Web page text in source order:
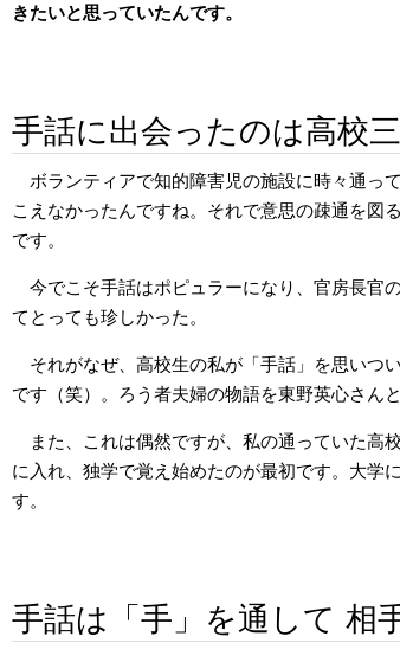
きたいと思っていたんです。
手話に出会ったのは高校
ボランティアで知的障害児の施設に時々通っ
こえなかったんですね。それで意思の疎通を図
です。
今でこそ手話はポピュラーになり、官房長官
てとっても珍しかった。
それがなぜ、高校生の私が「手話」を思いつ
です（笑）。ろう者夫婦の物語を東野英心さん
また、これは偶然ですが、私の通っていた高
に入れ、独学で覚え始めたのが最初です。大学
す。
手話は「手」を通して 相